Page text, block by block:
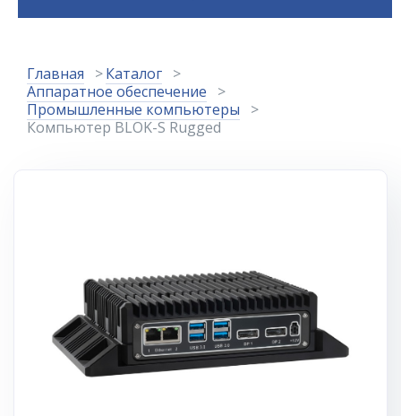
Главная
Каталог
Аппаратное обеспечение
Промышленные компьютеры
Компьютер BLOK-S Rugged